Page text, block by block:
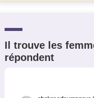
Il trouve les
répondent